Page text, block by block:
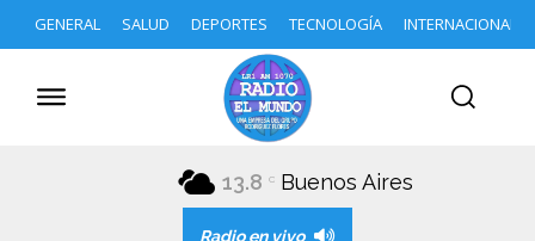
GENERAL SALUD DEPORTES TECNOLOGÍA INTERNACIONAL
13.8 C Buenos Aires
Radio en vivo